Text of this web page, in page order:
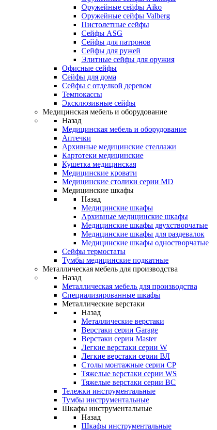
Оружейные сейфы Aiko
Оружейные сейфы Valberg
Пистолетные сейфы
Сейфы ASG
Сейфы для патронов
Сейфы для ружей
Элитные сейфы для оружия
Офисные сейфы
Сейфы для дома
Сейфы с отделкой деревом
Темпокассы
Эксклюзивные сейфы
Медицинская мебель и оборудование
Назад
Медицинская мебель и оборудование
Аптечки
Архивные медицинские стеллажи
Картотеки медицинские
Кушетка медицинская
Медицинские кровати
Медицинские столики серии MD
Медицинские шкафы
Назад
Медицинские шкафы
Архивные медицинские шкафы
Медицинские шкафы двухстворчатые
Медицинские шкафы для раздевалок
Медицинские шкафы одностворчатые
Сейфы термостаты
Тумбы медицинские подкатные
Металлическая мебель для производства
Назад
Металлическая мебель для производства
Cпециализированные шкафы
Металлические верстаки
Назад
Металлические верстаки
Верстаки серии Garage
Верстаки серии Master
Легкие верстаки серии W
Легкие верстаки серии ВЛ
Столы монтажные серии СР
Тяжелые верстаки серии WS
Тяжелые верстаки серии ВС
Тележки инструментальные
Тумбы инструментальные
Шкафы инструментальные
Назад
Шкафы инструментальные